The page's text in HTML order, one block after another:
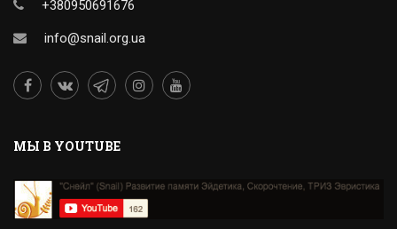
+380950691676
info@snail.org.ua
MЫ В YOUTUBE